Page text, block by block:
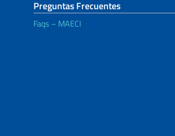
Preguntas Frecuentes
Faqs – MAECI